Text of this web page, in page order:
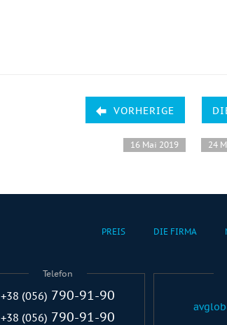
VORHERIGE
16 Mai 2019 24
PREIS DIE FIRMA
Telefon
+38 (056) 790-91-90
+38 (056) 790-91-90